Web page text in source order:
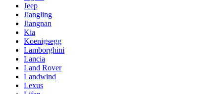
Jeep
Jiangling
Jiangnan
Kia
Koenigsegg
Lamborghini
Lancia
Land Rover
Landwind
Lexus